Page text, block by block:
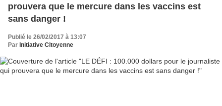
prouvera que le mercure dans les vaccins est
sans danger !
Publié le 26/02/2017 à 13:07
Par Initiative Citoyenne